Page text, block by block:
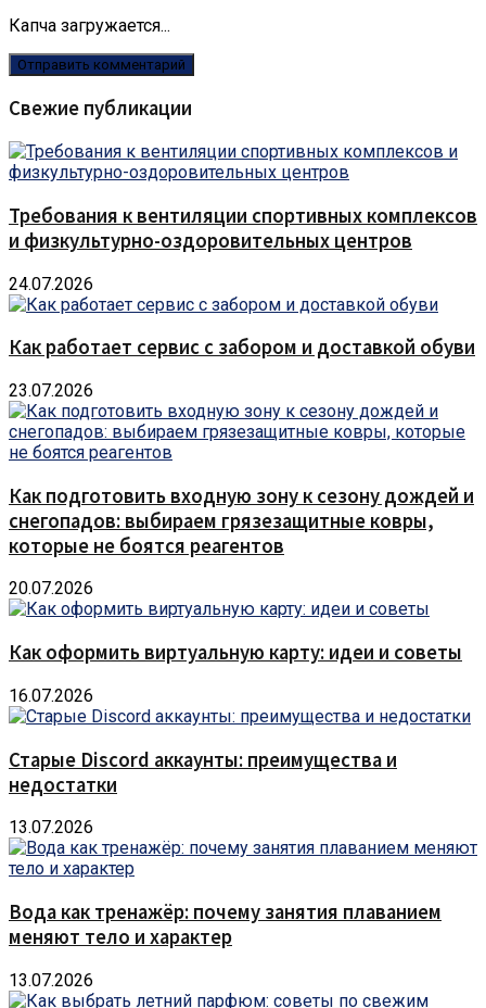
Капча загружается...
Свежие публикации
Требования к вентиляции спортивных комплексов
и физкультурно-оздоровительных центров
24.07.2026
Как работает сервис с забором и доставкой обуви
23.07.2026
Как подготовить входную зону к сезону дождей и
снегопадов: выбираем грязезащитные ковры,
которые не боятся реагентов
20.07.2026
Как оформить виртуальную карту: идеи и советы
16.07.2026
Старые Discord аккаунты: преимущества и
недостатки
13.07.2026
Вода как тренажёр: почему занятия плаванием
меняют тело и характер
13.07.2026